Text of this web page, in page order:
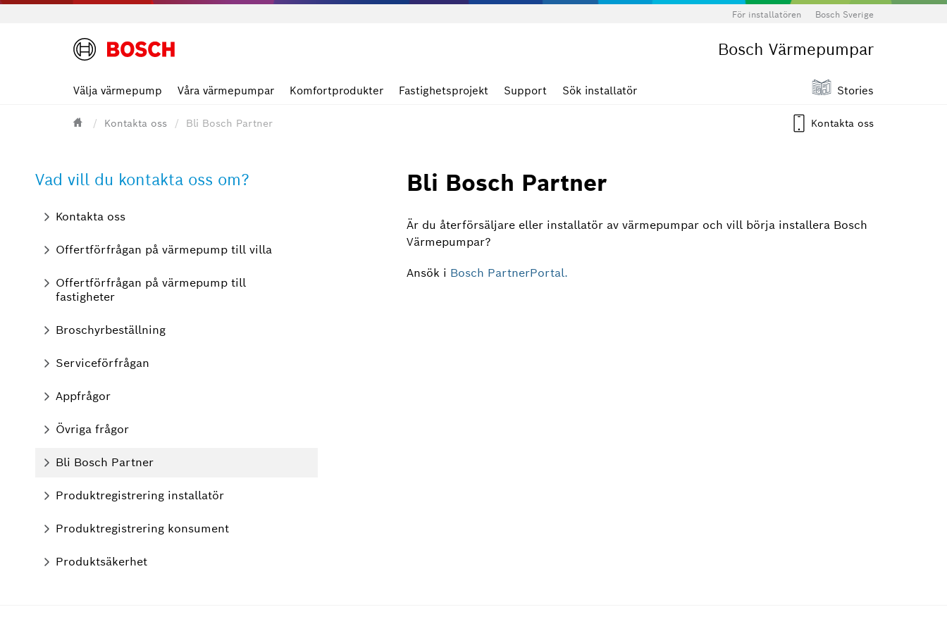
Bosch Sverige
För installatören
Bosch Värmepumpar
Välja värmepump Våra värmepumpar Komfortprodukter Fastighetsprojekt Support Sök installatör Stories
Kontakta oss Bli Bosch Partner Kontakta oss
Vad vill du kontakta oss om?
Kontakta oss
Offertförfrågan på värmepump till villa
Offertförfrågan på värmepump till
fastigheter
Broschyrbeställning
Serviceförfrågan
Appfrågor
Övriga frågor
Bli Bosch Partner
Produktregistrering installatör
Produktregistrering konsument
Produktsäkerhet
Bli Bosch Partner
Är du återförsäljare eller installatör av värmepumpar och vill börja installera Bosch
Värmepumpar?
Ansök i Bosch PartnerPortal.